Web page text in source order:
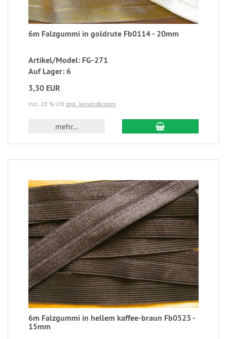
6m Falzgummi in goldrute Fb0114 - 20mm
Artikel/Model: FG-271
Auf Lager: 6
3,30 EUR
incl. 20 % USt zzgl. Versandkosten
mehr...
6m Falzgummi in hellem kaffee-braun Fb0523 -
15mm